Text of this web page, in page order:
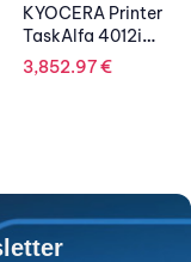
Mono